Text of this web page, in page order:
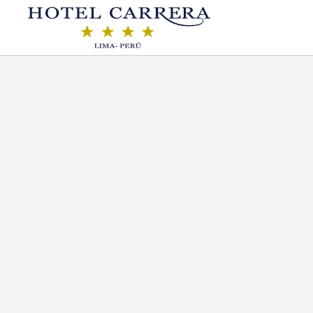
Grand Suite Deluxe of Hotel Carrera in Lima. Official Website.